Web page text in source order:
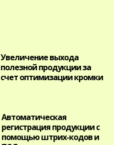
Увеличение выхода
полезной продукции за
счет оптимизации кромки
Автоматическая
регистрация продукции с
помощью штрих-кодов и